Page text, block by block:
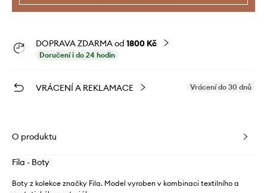
DOPRAVA ZDARMA od 1800 Kč
Doručení i do 24 hodin
VRÁCENÍ A REKLAMACE Vrácení do 30 dnů
O produktu
Fila - Boty
Boty z kolekce značky Fila. Model vyroben v kombinaci textilního a